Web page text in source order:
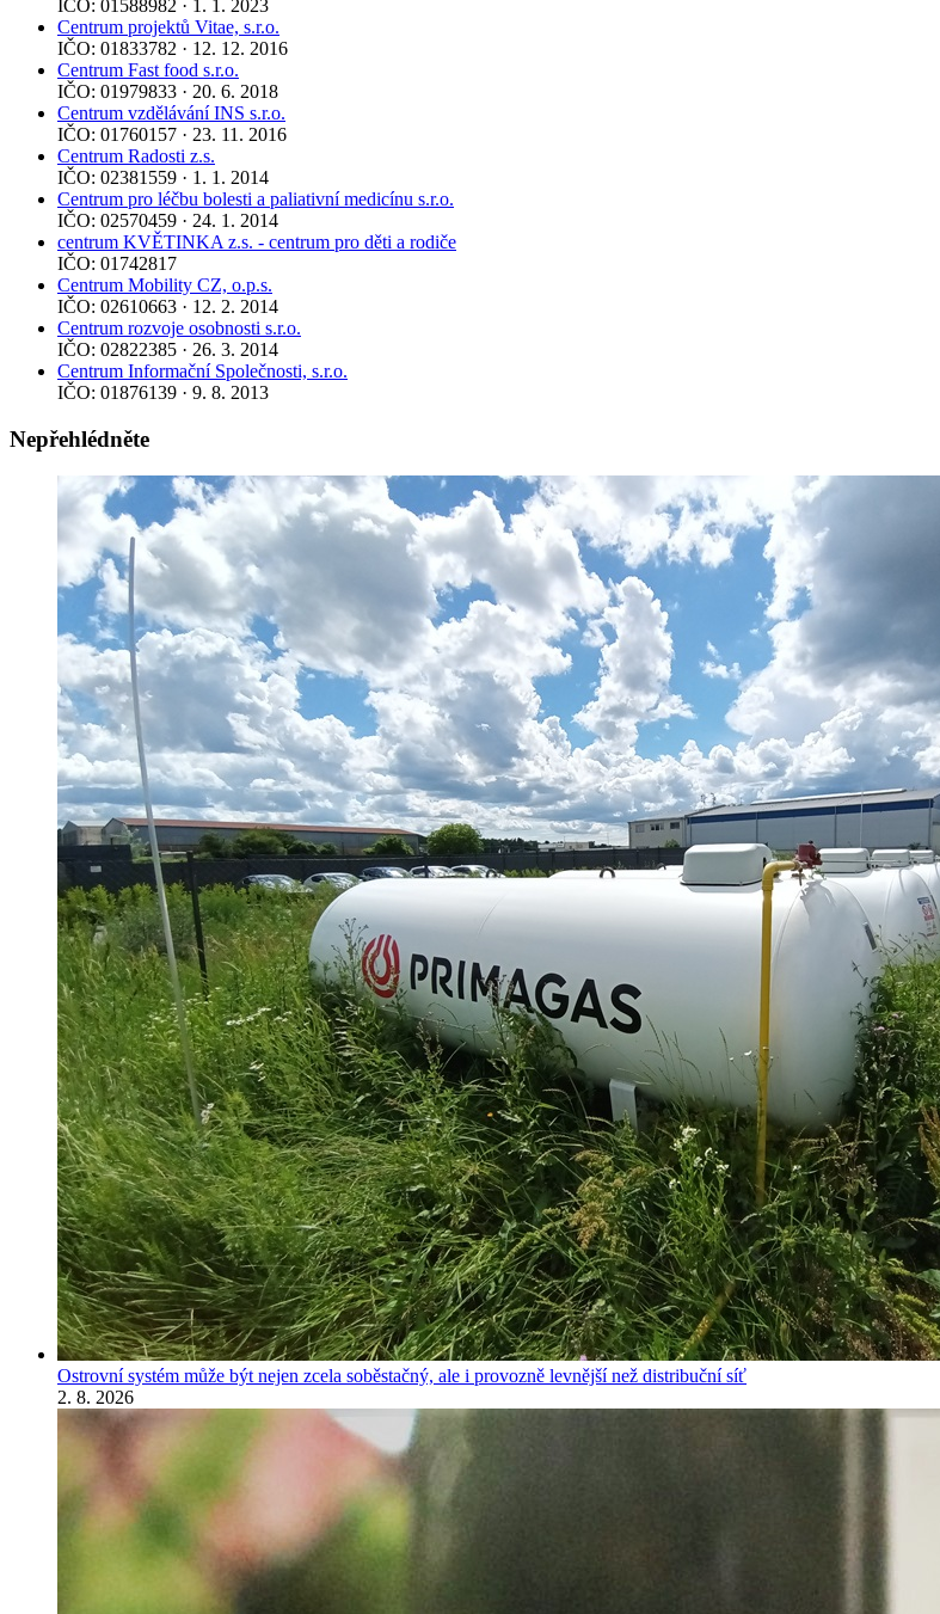
IČO: 01588982 · 1. 1. 2023
Centrum projektů Vitae, s.r.o.
IČO: 01833782 · 12. 12. 2016
Centrum Fast food s.r.o.
IČO: 01979833 · 20. 6. 2018
Centrum vzdělávání INS s.r.o.
IČO: 01760157 · 23. 11. 2016
Centrum Radosti z.s.
IČO: 02381559 · 1. 1. 2014
Centrum pro léčbu bolesti a paliativní medicínu s.r.o.
IČO: 02570459 · 24. 1. 2014
centrum KVĚTINKA z.s. - centrum pro děti a rodiče
IČO: 01742817
Centrum Mobility CZ, o.p.s.
IČO: 02610663 · 12. 2. 2014
Centrum rozvoje osobnosti s.r.o.
IČO: 02822385 · 26. 3. 2014
Centrum Informační Společnosti, s.r.o.
IČO: 01876139 · 9. 8. 2013
Nepřehlédněte
Ostrovní systém může být nejen zcela soběstačný, ale i provozně levnější než distribuční síť
2. 8. 2026